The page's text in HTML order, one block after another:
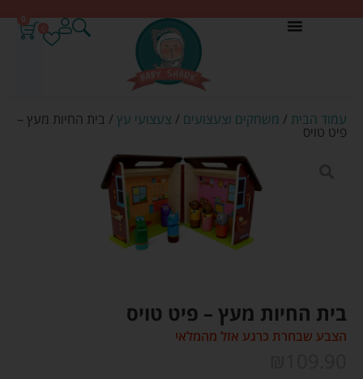
0
עמוד הבית / משחקים וצעצועים / צעצועי עץ / בית החיות מעץ –
פיט טויס
בית החיות מעץ – פיט טויס
הצבע שבחרת כרגע אזל מהמלאי